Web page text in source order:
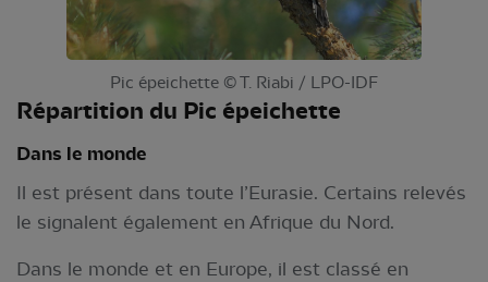
Pic épeichette © T. Riabi / LPO-IDF
Répartition du Pic épeichette
Dans le monde
Il est présent dans toute l’Eurasie. Certains relevés
le signalent également en Afrique du Nord.
Dans le monde et en Europe, il est classé en